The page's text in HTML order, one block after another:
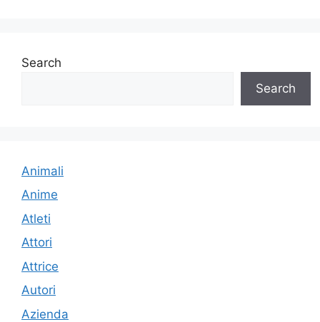
Search
Search
Animali
Anime
Atleti
Attori
Attrice
Autori
Azienda